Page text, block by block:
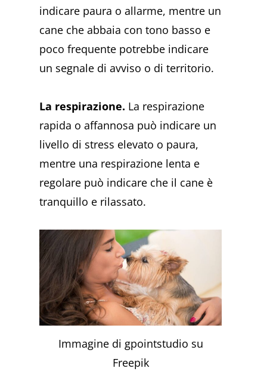
indicare paura o allarme, mentre un
cane che abbaia con tono basso e
poco frequente potrebbe indicare
un segnale di avviso o di territorio.
La respirazione. La respirazione
rapida o affannosa può indicare un
livello di stress elevato o paura,
mentre una respirazione lenta e
regolare può indicare che il cane è
tranquillo e rilassato.
Immagine di gpointstudio su
Freepik